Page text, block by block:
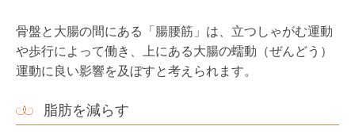
体脂肪は、消費エネルギーよりも摂取エネルギーが大き
いほど増加します。
食べすぎや早食いに気をつけましょう。